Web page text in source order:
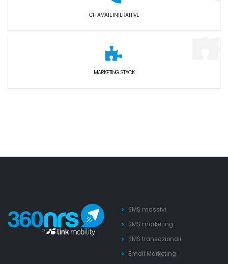
CHIAMATE INTERATTIVE
MARKETING STACK
SMS massivi
SMS marketing
SMS transazionali
Email Marketing